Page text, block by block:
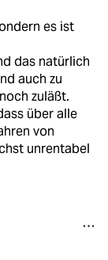
es ist
das natürlich
auch zu
zuläßt.
über alle
von
unrentabel